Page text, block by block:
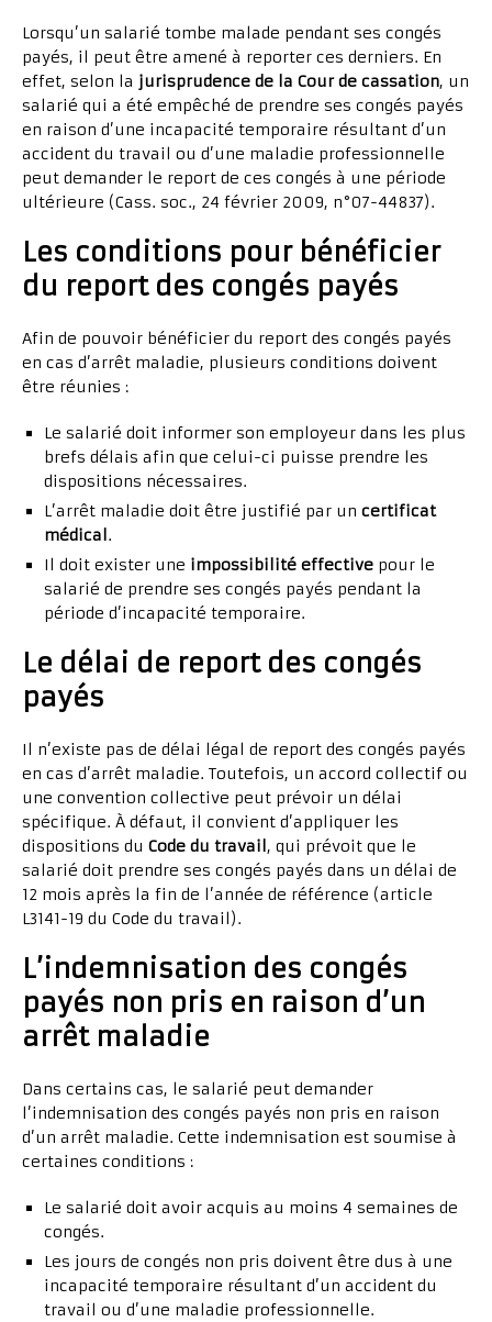
Lorsqu’un salarié tombe malade pendant ses congés
payés, il peut être amené à reporter ces derniers. En
effet, selon la jurisprudence de la Cour de cassation, un
salarié qui a été empêché de prendre ses congés payés
en raison d’une incapacité temporaire résultant d’un
accident du travail ou d’une maladie professionnelle
peut demander le report de ces congés à une période
ultérieure (Cass. soc., 24 février 2009, n°07-44837).
Les conditions pour bénéficier
du report des congés payés
Afin de pouvoir bénéficier du report des congés payés
en cas d’arrêt maladie, plusieurs conditions doivent
être réunies :
Le salarié doit informer son employeur dans les plus
brefs délais afin que celui-ci puisse prendre les
dispositions nécessaires.
L’arrêt maladie doit être justifié par un certificat
médical .
Il doit exister une impossibilité effective pour le
salarié de prendre ses congés payés pendant la
période d’incapacité temporaire.
Le délai de report des congés
payés
Il n’existe pas de délai légal de report des congés payés
en cas d’arrêt maladie. Toutefois, un accord collectif ou
une convention collective peut prévoir un délai
spécifique. À défaut, il convient d’appliquer les
dispositions du Code du travail , qui prévoit que le
salarié doit prendre ses congés payés dans un délai de
12 mois après la fin de l’année de référence (article
L3141-19 du Code du travail).
L’indemnisation des congés
payés non pris en raison d’un
arrêt maladie
Dans certains cas, le salarié peut demander
l’indemnisation des congés payés non pris en raison
d’un arrêt maladie. Cette indemnisation est soumise à
certaines conditions :
Le salarié doit avoir acquis au moins 4 semaines de
congés.
Les jours de congés non pris doivent être dus à une
incapacité temporaire résultant d’un accident du
travail ou d’une maladie professionnelle.